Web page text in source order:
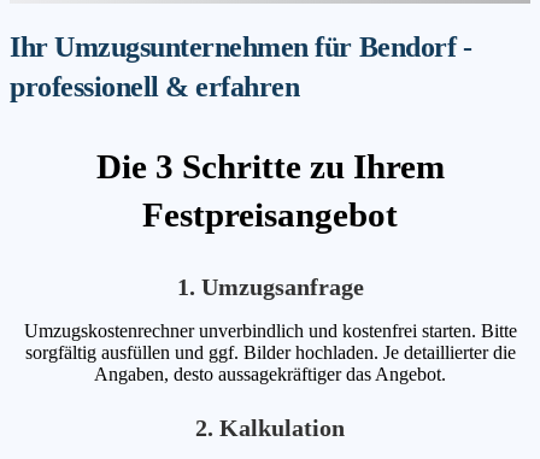
Ihr Umzugsunternehmen für Bendorf -
professionell & erfahren
Die 3 Schritte zu Ihrem
Festpreisangebot
1. Umzugsanfrage
Umzugskostenrechner unverbindlich und kostenfrei starten. Bitte
sorgfältig ausfüllen und ggf. Bilder hochladen. Je detaillierter die
Angaben, desto aussagekräftiger das Angebot.
2. Kalkulation